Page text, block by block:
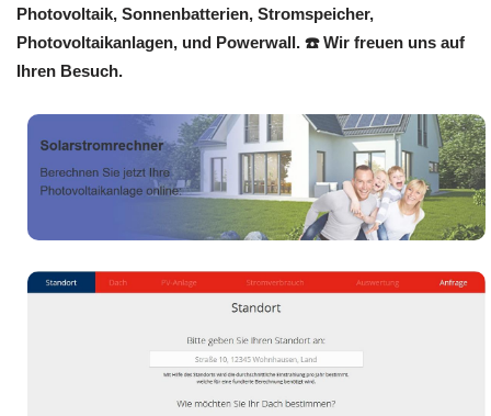
Photovoltaik, Sonnenbatterien, Stromspeicher,
Photovoltaikanlagen, und Powerwall. ☎️ Wir freuen uns auf
Ihren Besuch.